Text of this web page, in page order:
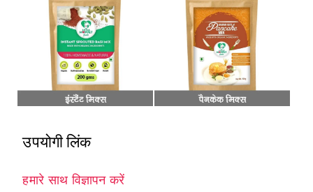
उपयोगी लिंक
हमारे साथ विज्ञापन करें